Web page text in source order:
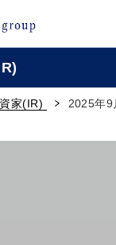
家(IR) 2025年